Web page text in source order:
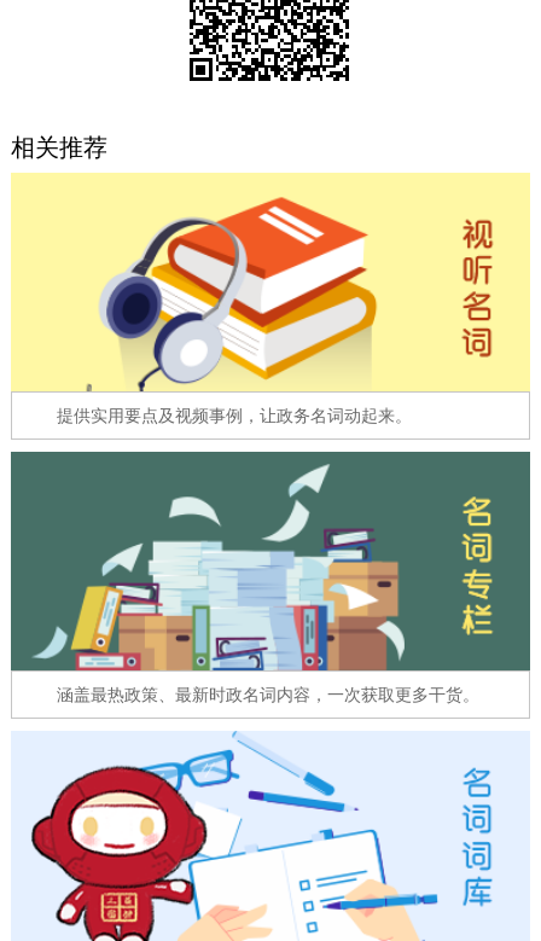
法人服务
利企服务
中介服务
12345网上接诉即办 我要咨询 我要建议
在线访谈 图说互动
走进北京
十六区概览
绿色北京 图说北京 视频北京
多语种
ENGLISH 한국어 日本語
FRANÇAIS
ESPAÑOL العربية PORTUGUÊS
ITALIANO
相关推荐
提供实用要点及视频事例，让政务名词动起来。
涵盖最热政策、最新时政名词内容，一次获取更多干货。